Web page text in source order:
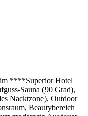
im ****Superior Hotel
Sauna (90 Grad),
Nacktzone), Outdoor
Beautybereich